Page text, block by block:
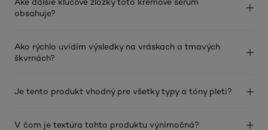
obsahuje?
Ako rýchlo uvidím výsledky na vráskach a tmavých
škvrnách?
Je tento produkt vhodný pre všetky typy a tóny pleti?
V čom je textúra tohto produktu výnimočná?